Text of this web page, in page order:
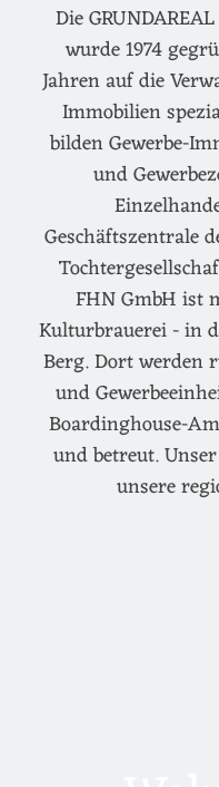
Die
wurde 1974
Jahren auf die
Immobilien
bilden Gewerbe-
und
Geschäftszentrale
FHN GmbH ist
Kulturbrauerei - in
Berg. Dort werden
und
Boardinghouse-
und betreut.
unsere